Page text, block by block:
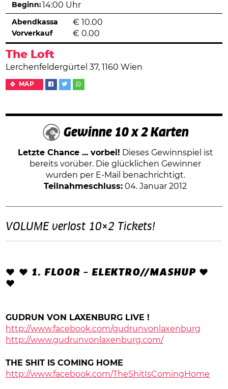
The Loft
Lerchenfeldergürtel 37, 1160 Wien
MAP
Beginn: 14:00 Uhr
Abendkassa € 10.00
Vorverkauf € 0.00
Gewinne 10 x 2 Karten
Letzte Chance ... vorbei! Dieses Gewinnspiel ist
bereits vorüber. Die glücklichen Gewinner
wurden per E-Mail benachrichtigt.
Teilnahmeschluss: 04. Januar 2012
VOLUME verlost 10×2 Tickets!
♥ ♥ 1. FLOOR – ELEKTRO//MASHUP ♥
♥
GUDRUN VON LAXENBURG LIVE !
http://www.facebook.com/gudrunvonlaxenburg
http://www.gudrunvonlaxenburg.com/
THE SHIT IS COMING HOME
http://www.facebook.com/TheShitIsComingHome